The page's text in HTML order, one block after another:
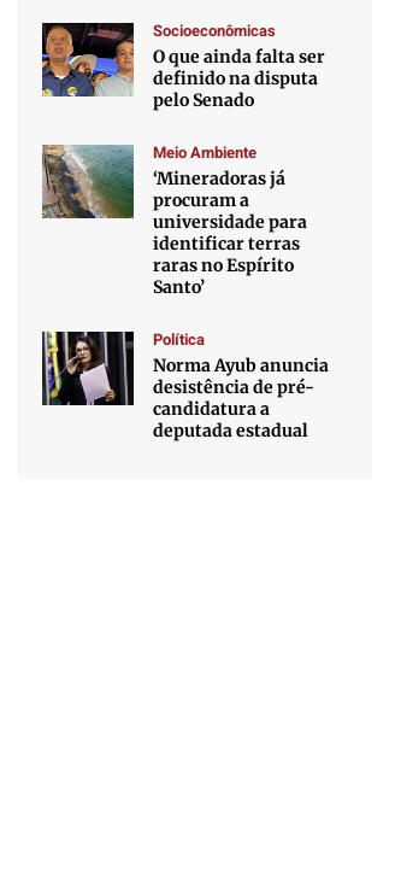
Socioeconômicas
O que ainda falta ser
definido na disputa
pelo Senado
Meio Ambiente
‘Mineradoras já
procuram a
universidade para
identificar terras
raras no Espírito
Santo’
Política
Norma Ayub anuncia
desistência de pré-
candidatura a
deputada estadual